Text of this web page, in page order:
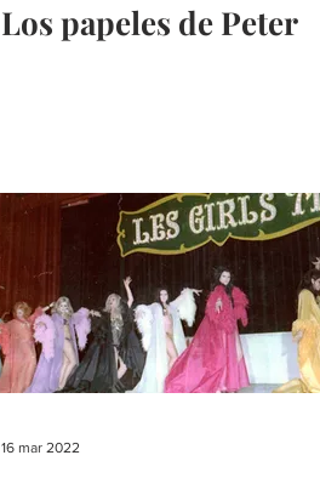
Los papeles de Peter
16 mar 2022